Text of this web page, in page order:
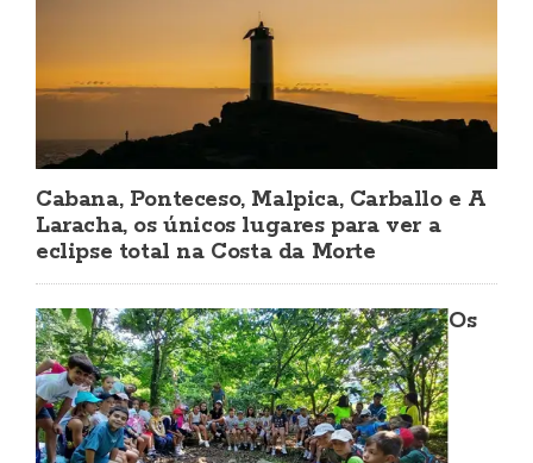
Cabana, Ponteceso, Malpica, Carballo e A
Laracha, os únicos lugares para ver a
eclipse total na Costa da Morte
Os